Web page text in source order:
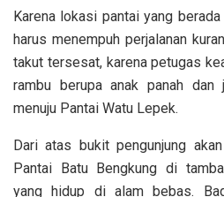
Karena lokasi pantai yang
harus menempuh perjalanan
takut tersesat, karena petugas
rambu berupa anak panah dan
menuju Pantai Watu Lepek.
Dari atas bukit pengunjung
Pantai Batu Bengkung di
yang hidup di alam bebas.